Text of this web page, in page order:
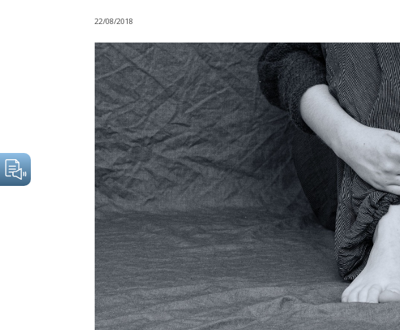
22/08/2018